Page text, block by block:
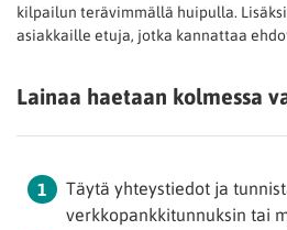
kilpailun terävimmällä huipulla.
asiakkaille etuja, jotka kannattaa
Lainaa haetaan kolmessa
Täytä yhteystiedot ja
verkkopankkitunnuksin tai